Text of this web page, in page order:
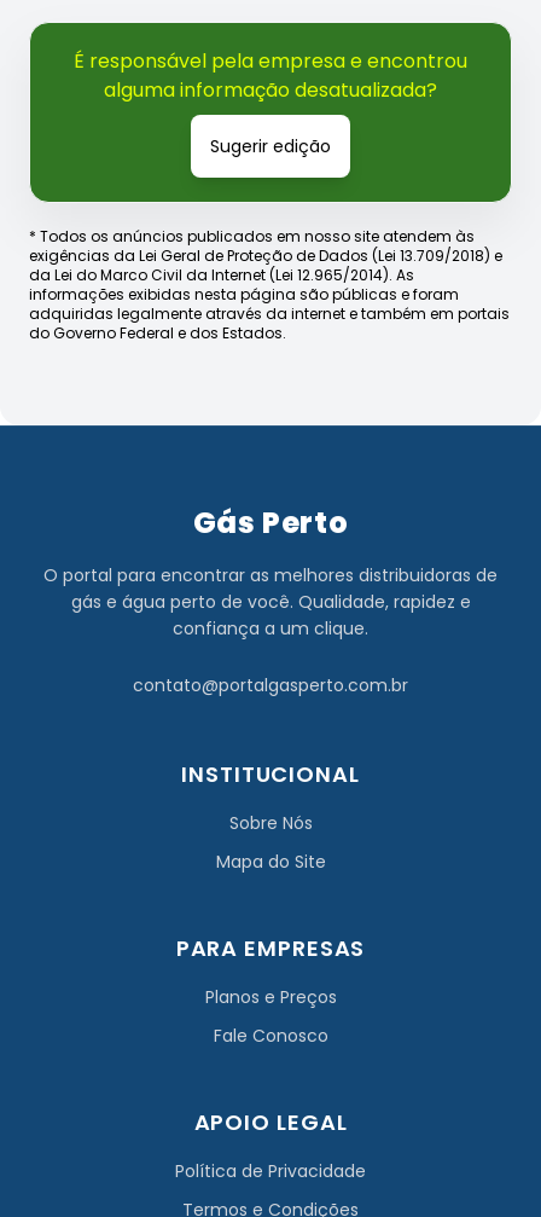
É responsável pela empresa e encontrou
alguma informação desatualizada?
Sugerir edição
* Todos os anúncios publicados em nosso site atendem às
exigências da Lei Geral de Proteção de Dados (Lei 13.709/2018) e
da Lei do Marco Civil da Internet (Lei 12.965/2014). As
informações exibidas nesta página são públicas e foram
adquiridas legalmente através da internet e também em portais
do Governo Federal e dos Estados.
Gás Perto
O portal para encontrar as melhores distribuidoras de
gás e água perto de você. Qualidade, rapidez e
confiança a um clique.
contato@portalgasperto.com.br
INSTITUCIONAL
Sobre Nós
Mapa do Site
PARA EMPRESAS
Planos e Preços
Fale Conosco
APOIO LEGAL
Política de Privacidade
Termos e Condições